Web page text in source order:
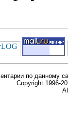
по данному
Copyright 1996-